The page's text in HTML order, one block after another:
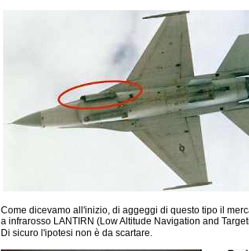
Come dicevamo all'inizio, di aggeggi di questo tipo il
a infrarosso LANTIRN (Low Altitude Navigation and
Di sicuro l'ipotesi non è da scartare.